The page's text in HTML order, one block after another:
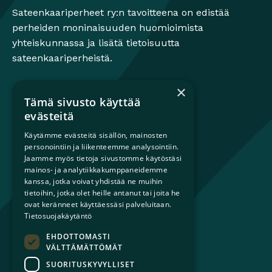
Sateenkaariperheet ry:n tavoitteena on edistää
perheiden moninaisuuden huomioimista
yhteiskunnassa ja lisätä tietoisuutta
sateenkaariperheistä.
Mikä on sateenkaariperhe?
Lapsiperheille
Ammattilaisille
Päättäjille
Ajankohtaista
Tilaa uutiskirje
Liity jäseneksi
Yhteystiedot
×
Tämä sivusto käyttää
evästeitä
Käytämme evästeitä sisällön, mainosten
personointiin ja liikenteemme analysointiin.
Jaamme myös tietoja sivustomme käytöstäsi
mainos- ja analytiikkakumppaneidemme
kanssa, jotka voivat yhdistää ne muihin
tietoihin, jotka olet heille antanut tai joita he
ovat keränneet käyttäessäsi palveluitaan.
Tietosuojakäytäntö
EHDOTTOMASTI
VÄLTTÄMÄTTÖMÄT
SUORITUSKYVYLLISET